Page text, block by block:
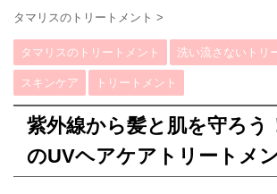
タマリスのトリートメント >
タマリスのトリートメント 洗い流さないトリ
スキンケア トリートメント
紫外線から髪と肌を守ろう
のUVヘアケアトリートメ